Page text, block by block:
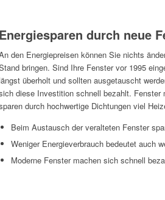
Energiesparen durch neue
den Energiepreisen können Sie nichts
bringen. Sind Ihre Fenster vor 1995
längst überholt und sollten ausgetauscht
diese Investition schnell bezahlt. Fenster
durch hochwertige Dichtungen viel
Beim Austausch der veralteten Fenster
Weniger Energieverbrauch bedeutet auch
Moderne Fenster machen sich schnell